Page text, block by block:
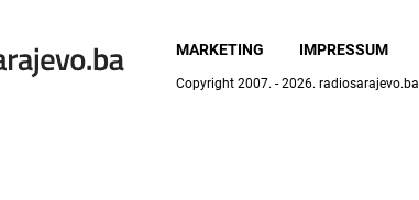
MARKETING IMPRESSUM
Copyright 2007. - 2026. radiosarajevo.ba